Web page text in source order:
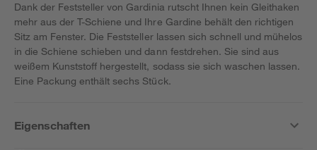
Dank der Feststeller von Gardinia rutscht Ihnen kein Gleithaken
mehr aus der T-Schiene und Ihre Gardine behält den richtigen
Sitz am Fenster. Die Feststeller lassen sich schnell und mühelos
in die Schiene schieben und dann festdrehen. Sie sind aus
weißem Kunststoff hergestellt, sodass sie sich waschen lassen.
Eine Packung enthält sechs Stück.
Eigenschaften